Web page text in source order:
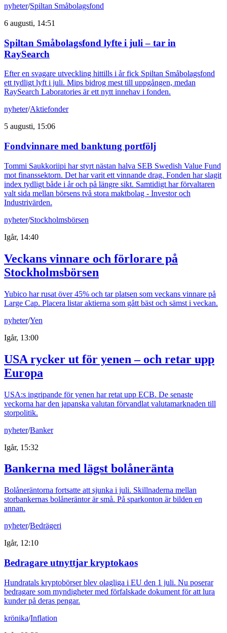
nyheter/Spiltan Småbolagsfond
6 augusti, 14:51
Spiltan Småbolagsfond lyfte i juli – tar in
RaySearch
Efter en svagare utveckling hittills i år fick Spiltan Småbolagsfond
ett tydligt lyft i juli. Mips bidrog mest till uppgången, medan
RaySearch Laboratories är ett nytt innehav i fonden.
nyheter/Aktiefonder
5 augusti, 15:06
Fondvinnare med banktung portfölj
Tommi Saukkoriipi har styrt nästan halva SEB Swedish Value Fund
mot finanssektorn. Det har varit ett vinnande drag. Fonden har slagit
index tydligt både i år och på längre sikt. Samtidigt har förvaltaren
valt sida mellan börsens två stora maktbolag - Investor och
Industrivärden.
nyheter/Stockholmsbörsen
Igår, 14:40
Veckans vinnare och förlorare på
Stockholmsbörsen
Yubico har rusat över 45% och tar platsen som veckans vinnare på
Large Cap. Placera listar aktierna som gått bäst och sämst i veckan.
nyheter/Yen
Igår, 13:00
USA rycker ut för yenen – och retar upp
Europa
USA:s ingripande för yenen har retat upp ECB. De senaste
veckorna har den japanska valutan förvandlat valutamarknaden till
storpolitik.
nyheter/Banker
Igår, 15:32
Bankerna med lägst bolåneränta
Bolåneräntorna fortsatte att sjunka i juli. Skillnaderna mellan
storbankernas bolåneräntor är små. På sparkonton är bilden en
annan.
nyheter/Bedrägeri
Igår, 12:10
Bedragare utnyttjar kryptokaos
Hundratals kryptobörser blev olagliga i EU den 1 juli. Nu poserar
bedragare som myndigheter med förfalskade dokument för att lura
kunder på deras pengar.
krönika/Inflation